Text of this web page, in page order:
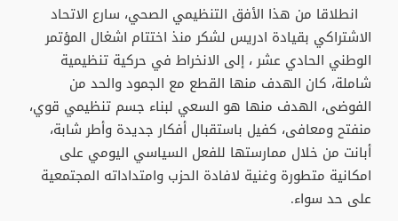
انطلاقا من هذا الأفق التنظيمي الصحي، سارع الاتحاد
الاشتراكي بقيادة ادريس لشكر منذ اختتام اشغال المؤتمر
الوطني الحادي عشر ، إلى الانخراط في حركية تنظيمية
شاملة، كان الهدف منها القطع مع الجمود والحد من
الفوضى، الهدف منها هو السعي لبناء جسم تنظيمي قوي،
منفتح ومعافى، كفيل باستقبال أفكار جديدة وأطر شابة،
أبانت من خلال ممارستها للفعل السياسي اليومي على
امكانية متطورة وغنية لافادة الحزب وامتداداته المجتمعية
على حد سواء.